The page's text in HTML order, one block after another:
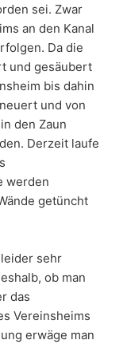
sei. Zwar
an den Kanal
Da die
und gesäubert
bis dahin
und von
den Zaun
Derzeit laufe
werden
getüncht
sehr
ob man
das
Vereinsheims
erwäge man